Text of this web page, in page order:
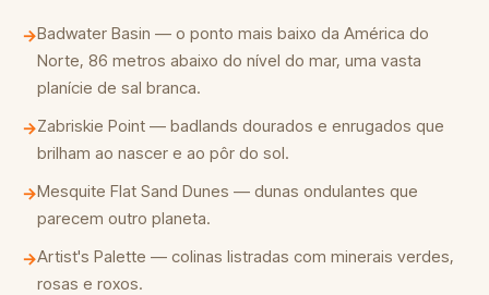
→Badwater Basin — o ponto mais baixo da América do
Norte, 86 metros abaixo do nível do mar, uma vasta
planície de sal branca.
→Zabriskie Point — badlands dourados e enrugados que
brilham ao nascer e ao pôr do sol.
→Mesquite Flat Sand Dunes — dunas ondulantes que
parecem outro planeta.
→Artist's Palette — colinas listradas com minerais verdes,
rosas e roxos.